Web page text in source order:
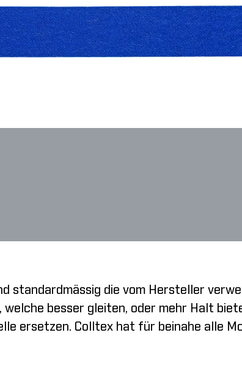
standardmässig die vom Hersteller
besser gleiten, oder mehr Halt
ersetzen. Colltex hat für beinahe alle